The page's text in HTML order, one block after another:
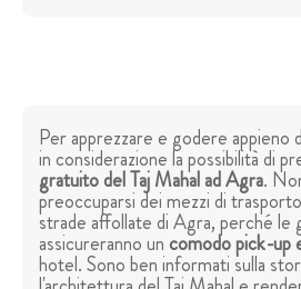
Per apprezzare e godere appieno
in considerazione la possibilità di
gratuito del Taj Mahal ad Agra.
preoccuparsi dei mezzi di
strade affollate di Agra, perché le
assicureranno uncomodo pick-up
hotel. Sono ben informati sulla